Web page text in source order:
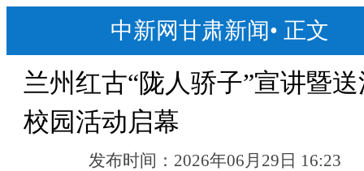
中新网甘肃新闻• 正文
兰州红古“陇人骄子”宣讲暨
校园活动启幕
发布时间： 2026年06月29日 16:23